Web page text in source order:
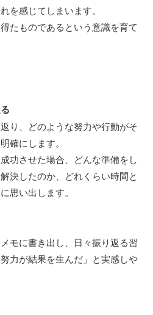
を感じてしまいます。
たものであるという意識を育て
り、どのような努力や行動がそ
確にします。
功させた場合、どんな準備をし
決したのか、どれくらい時間と
思い出します。
モに書き出し、日々振り返る習
力が結果を生んだ」と実感しや